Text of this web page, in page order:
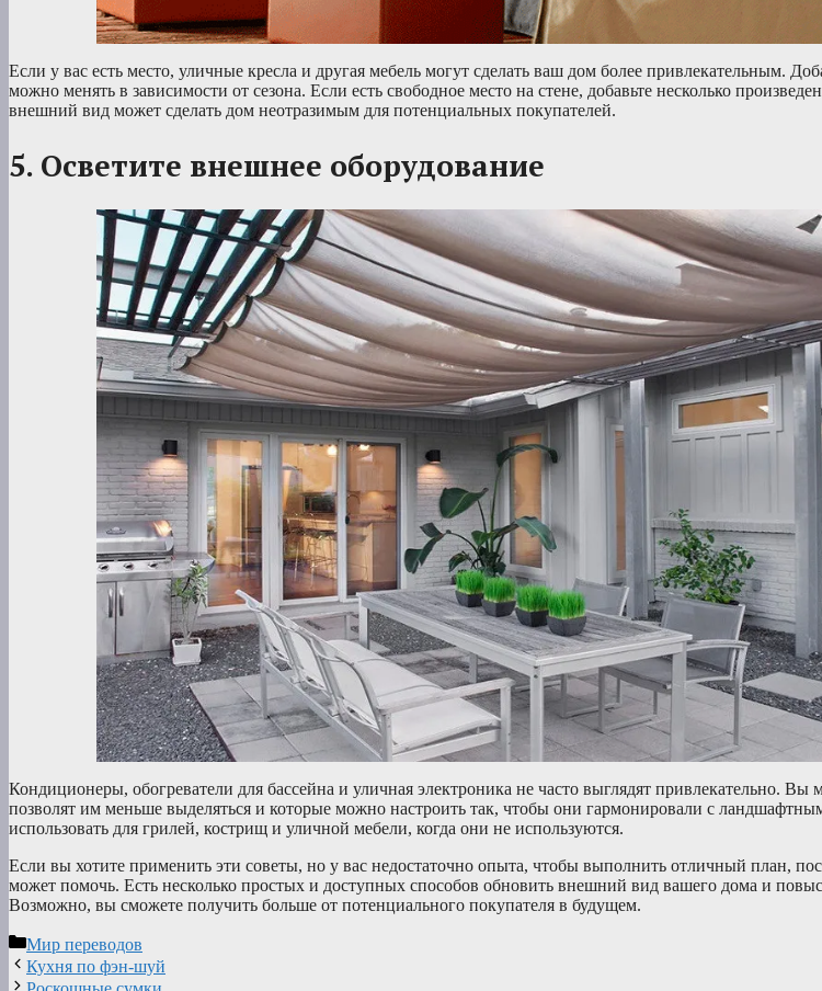
Если у вас есть место, уличные кресла и другая мебель могут сделать ваш дом более привлекательным.
можно менять в зависимости от сезона. Если есть свободное место на стене, добавьте несколько
внешний вид может сделать дом неотразимым для потенциальных покупателей.
5. Осветите внешнее оборудование
Кондиционеры, обогреватели для бассейна и уличная электроника не часто выглядят привлекательно. Вы
позволят им меньше выделяться и которые можно настроить так, чтобы они гармонировали с
использовать для грилей, кострищ и уличной мебели, когда они не используются.
Если вы хотите применить эти советы, но у вас недостаточно опыта, чтобы выполнить отличный план,
может помочь. Есть несколько простых и доступных способов обновить внешний вид вашего дома и
Возможно, вы сможете получить больше от потенциального покупателя в будущем.
Рубрики
Мир переводов
Кухня по фэн-шуй